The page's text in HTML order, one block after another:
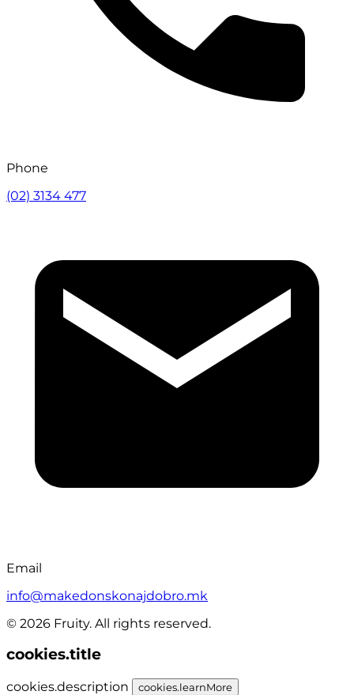
Phone
(02) 3134 477
Email
info@makedonskonajdobro.mk
© 2026 Fruity. All rights reserved.
cookies.title
cookies.description cookies.learnMore